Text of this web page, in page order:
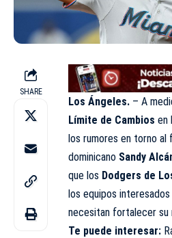
SHARE
Los Ángeles. – A
Límite de Cambios en
los rumores en torno al
dominicano Sandy
que los Dodgers de
los equipos
necesitan fortalecer su
Te puede interesar: